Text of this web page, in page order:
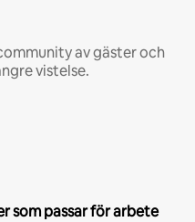
av gäster och
vistelse.
som passar för arbete